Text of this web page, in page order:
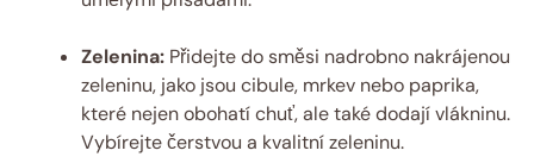
Zelenina: Přidejte do směsi nadrobno nakrájenou
zeleninu, jako jsou cibule, mrkev nebo paprika,
které nejen obohatí chuť, ale také dodají vlákninu.
Vybírejte čerstvou a kvalitní zeleninu.